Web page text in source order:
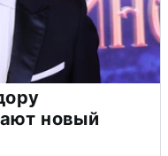
новый